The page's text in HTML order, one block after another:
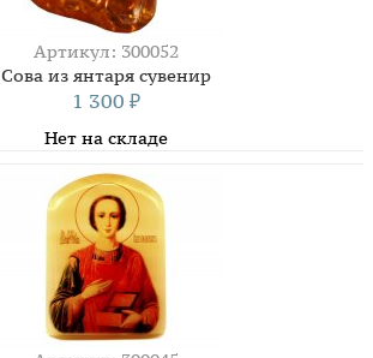
Артикул: 300052
Сова из янтаря сувенир
1 300 ₽
Нет на складе